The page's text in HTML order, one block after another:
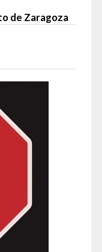
de Zaragoza